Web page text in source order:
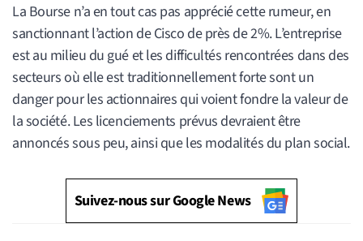
La Bourse n’a en tout cas pas apprécié cette rumeur, en
sanctionnant l’action de Cisco de près de 2%. L’entreprise
est au milieu du gué et les difficultés rencontrées dans des
secteurs où elle est traditionnellement forte sont un
danger pour les actionnaires qui voient fondre la valeur de
la société. Les licenciements prévus devraient être
annoncés sous peu, ainsi que les modalités du plan social.
Suivez-nous sur Google News